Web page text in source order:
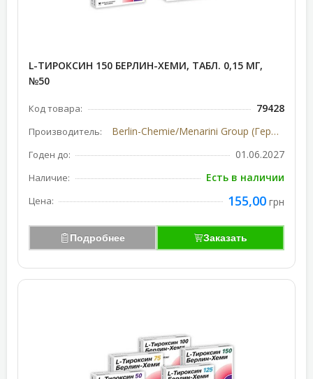
L-ТИРОКСИН 150 БЕРЛИН-ХЕМИ, ТАБЛ. 0,15 МГ,
№50
Код товара: 79428
Производитель: Berlin-Chemie/Menarini Group (Германия)
Годен до: 01.06.2027
Наличие: Есть в наличии
Цена: 155,00 грн
Подробнее Заказать